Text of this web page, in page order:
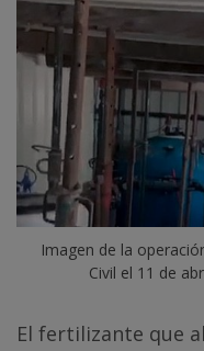
Imagen de la
Civil el 11 de
El fertilizante que